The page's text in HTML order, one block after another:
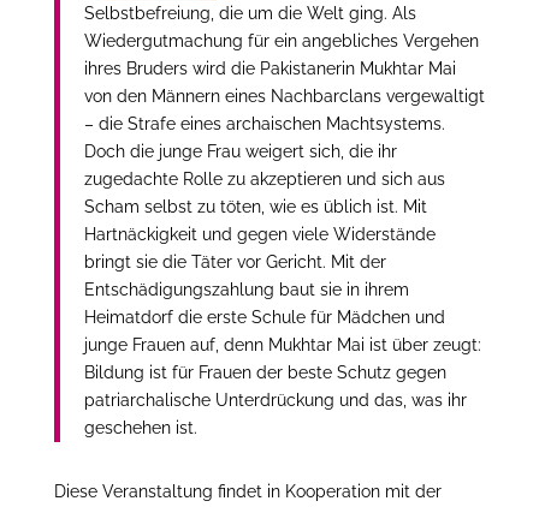
Selbstbefreiung, die um die Welt ging. Als
Wiedergutmachung für ein angebliches Vergehen
ihres Bruders wird die Pakistanerin Mukhtar Mai
von den Männern eines Nachbarclans vergewaltigt
– die Strafe eines archaischen Machtsystems.
Doch die junge Frau weigert sich, die ihr
zugedachte Rolle zu akzeptieren und sich aus
Scham selbst zu töten, wie es üblich ist. Mit
Hartnäckigkeit und gegen viele Widerstände
bringt sie die Täter vor Gericht. Mit der
Entschädigungszahlung baut sie in ihrem
Heimatdorf die erste Schule für Mädchen und
junge Frauen auf, denn Mukhtar Mai ist über zeugt:
Bildung ist für Frauen der beste Schutz gegen
patriarchalische Unterdrückung und das, was ihr
geschehen ist.
Diese Veranstaltung findet in Kooperation mit der